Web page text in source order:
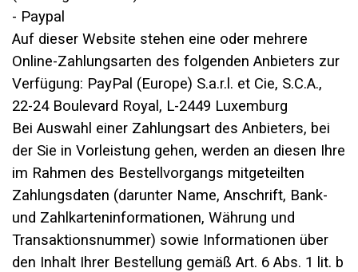
- Paypal
Auf dieser Website stehen eine oder mehrere
Online-Zahlungsarten des folgenden Anbieters zur
Verfügung: PayPal (Europe) S.a.r.l. et Cie, S.C.A.,
22-24 Boulevard Royal, L-2449 Luxemburg
Bei Auswahl einer Zahlungsart des Anbieters, bei
der Sie in Vorleistung gehen, werden an diesen Ihre
im Rahmen des Bestellvorgangs mitgeteilten
Zahlungsdaten (darunter Name, Anschrift, Bank-
und Zahlkarteninformationen, Währung und
Transaktionsnummer) sowie Informationen über
den Inhalt Ihrer Bestellung gemäß Art. 6 Abs. 1 lit. b